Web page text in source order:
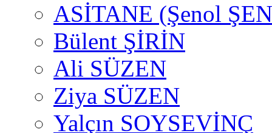
ASİTANE (Şenol
Bülent ŞİRİN
Ali SÜZEN
Ziya SÜZEN
Yalçın SOYSEVİNÇ